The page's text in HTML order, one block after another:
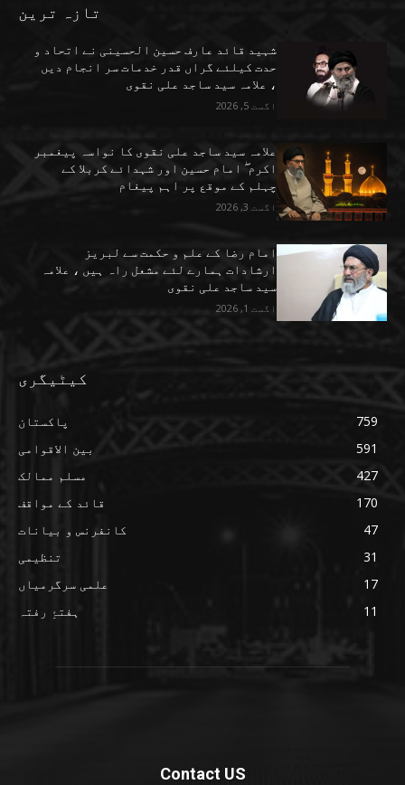
تازہ ترین
شہید قائد عارف حسین الحسینی نے اتحاد و
حدت کیلئے گراں قدر خدمات سر انجام دیں
، علامہ سید ساجد علی نقوی
اگست 5, 2026
علامہ سید ساجد علی نقوی کا نواسہ پیغمبر
اکرم ۖ امام حسین اور شہدائے کربلا کے
چہلم کے موقع پر اہم پیغام
اگست 3, 2026
امام رضا کے علم و حکمت سے لبریز
ارشادات ہمارے لئے مشعل راہ ہیں ، علامہ
سید ساجد علی نقوی
اگست 1, 2026
کیٹیگری
پاکستان
759
بین الاقوامی
591
مسلم ممالک
427
قائد کے مواقف
170
کانفرنس و بیانات
47
تنظیمی
31
علمی سرگرمیاں
17
ہفتۂِ رفتہ
11
Contact US